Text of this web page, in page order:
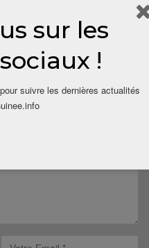
sera pas publiée.
sur les
!
suivre les dernières actualités